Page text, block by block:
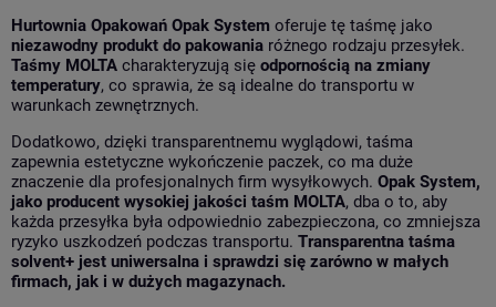
Hurtownia Opakowań Opak System oferuje tę taśmę jako
niezawodny produkt do pakowania różnego rodzaju przesyłek.
Taśmy MOLTA charakteryzują się odpornością na zmiany
temperatury, co sprawia, że są idealne do transportu w
warunkach zewnętrznych.
Dodatkowo, dzięki transparentnemu wyglądowi, taśma
zapewnia estetyczne wykończenie paczek, co ma duże
znaczenie dla profesjonalnych firm wysyłkowych. Opak System,
jako producent wysokiej jakości taśm MOLTA, dba o to, aby
każda przesyłka była odpowiednio zabezpieczona, co zmniejsza
ryzyko uszkodzeń podczas transportu. Transparentna taśma
solvent+ jest uniwersalna i sprawdzi się zarówno w małych
firmach, jak i w dużych magazynach.